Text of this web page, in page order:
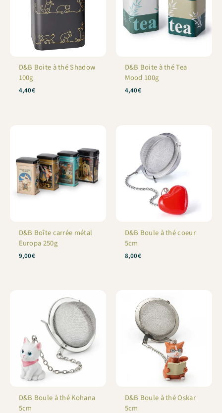
D&B Boite à thé Shadow
100g
4,40€
D&B Boite à thé Tea
Mood 100g
4,40€
D&B Boîte carrée métal
Europa 250g
9,00€
D&B Boule à thé coeur
5cm
8,00€
D&B Boule à thé Kohana
5cm
D&B Boule à thé Oskar
5cm